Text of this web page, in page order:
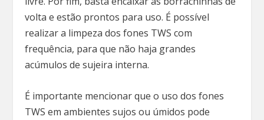
volta e estão prontos para uso. É possível
realizar a limpeza dos fones TWS com
frequência, para que não haja grandes
acúmulos de sujeira interna.
É importante mencionar que o uso dos fones
TWS em ambientes sujos ou úmidos pode